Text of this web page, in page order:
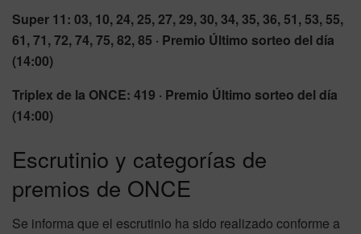
Super 11: 03, 10, 24, 25, 27, 29, 30, 34, 35, 36, 51, 53, 55,
61, 71, 72, 74, 75, 82, 85 · Premio Último sorteo del día
(14:00)
Triplex de la ONCE: 419 · Premio Último sorteo del día
(14:00)
Escrutinio y categorías de
premios de ONCE
Se informa que el escrutinio ha sido realizado conforme a